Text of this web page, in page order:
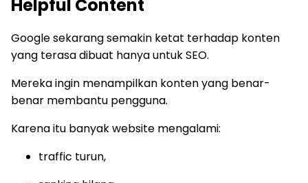
Helpful Content
Google sekarang semakin ketat terhadap konten
yang terasa dibuat hanya untuk SEO.
Mereka ingin menampilkan konten yang benar-
benar membantu pengguna.
Karena itu banyak website mengalami:
traffic turun,